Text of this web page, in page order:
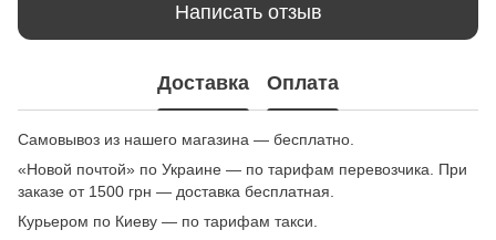
Написать отзыв
Доставка Оплата
Самовывоз из нашего магазина — бесплатно.
«Новой почтой» по Украине — по тарифам перевозчика. При
заказе от 1500 грн — доставка бесплатная.
Курьером по Киеву — по тарифам такси.